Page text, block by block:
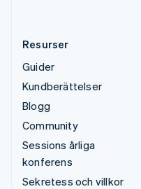
Resurser
Guider
Kundberättelser
Blogg
Community
Sessions årliga
konferens
Sekretess och villkor